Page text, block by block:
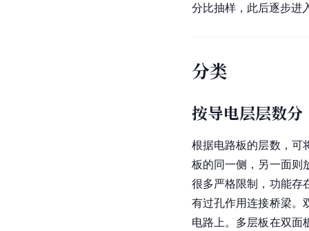
分比抽样，此后逐步进
分类
按导电层层数分
根据电路板的层数，可
板的同一侧，另一面则
很多严格限制，功能存
有过孔作用连接桥梁。
电路上。 多层板在双面